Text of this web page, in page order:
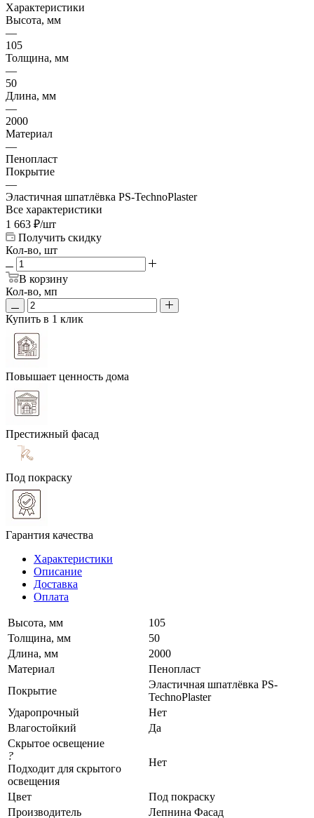
Характеристики
Высота, мм
—
105
Толщина, мм
—
50
Длина, мм
—
2000
Материал
—
Пенопласт
Покрытие
—
Эластичная шпатлёвка PS-TechnoPlaster
Все характеристики
1 663 ₽/шт
Получить скидку
Кол-во, шт
В корзину
Кол-во, мп
Купить в 1 клик
Повышает ценность дома
Престижный фасад
Под покраску
Гарантия качества
Характеристики
Описание
Доставка
Оплата
Высота, мм
105
Толщина, мм
50
Длина, мм
2000
Материал
Пенопласт
Покрытие
Эластичная шпатлёвка PS-
TechnoPlaster
Ударопрочный
Нет
Влагостойкий
Да
Скрытое освещение
?
Подходит для скрытого
освещения
Нет
Цвет
Под покраску
Производитель
Лепнина Фасад